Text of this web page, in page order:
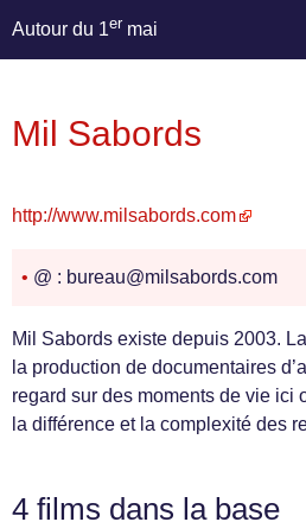
Autour du 1er mai
Mil Sabords
http://www.milsabords.com
• @ : bureau@milsabords.com
Mil Sabords existe depuis 2003.
la production de documentaires
regard sur des moments de vie ici
la différence et la complexité des
4 films dans la base